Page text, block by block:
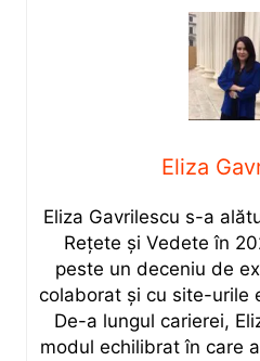
Eliza
Eliza Gavrilescu s-a
Rețete şi Vedete în
peste un deceniu de
colaborat și cu site-urile
De-a lungul carierei,
modul echilibrat în care